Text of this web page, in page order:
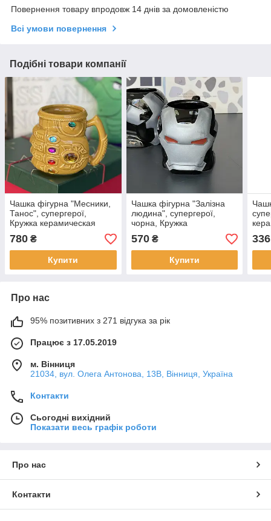
Повернення товару впродовж 14 днів за домовленістю
Всі умови повернення
Подібні товари компанії
Чашка фігурна "Месники,
Танос", супергерої,
Кружка керамическая
"Перчатка Таноса с
камнями"
780 ₴
Купити
Чашка фігурна "Залізна
людина", супергерої,
чорна, Кружка
керамическая "Железный
человек"
570₴
Купити
336
Про нас
95% позитивних з 271 відгука за рік
Працює з 17.05.2019
м. Вінниця
21034, вул. Олега Антонова, 13В, Вінниця, Україна
Контакти
Сьогодні вихідний
Показати весь графік роботи
Про нас
Контакти